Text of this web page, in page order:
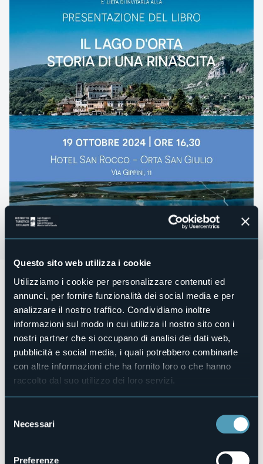
Questo sito web utilizza i cookie
Utilizziamo i cookie per personalizzare contenuti ed
annunci, per fornire funzionalità dei social media e per
analizzare il nostro traffico. Condividiamo inoltre
informazioni sul modo in cui utilizza il nostro sito con i
nostri partner che si occupano di analisi dei dati web,
pubblicità e social media, i quali potrebbero combinarle
con altre informazioni che ha fornito loro o che hanno
raccolto dal suo utilizzo dei loro servizi.
delNecessari
Preferenze
Sabato 19 ottobre 2024 alle ore 16:30 presso l'Hotel San
Rocco si terrà la presentazione del nuovo volume "
d'Orta. Storia di una rinascita", pubblicato dalla Fondazione
Cavaliere del Lavoro Alberto Giacomini con i contributi
scientifici di esperti e ricercatori del CNR Istituto di Ricerca
sulle Acque di Verbania, che hanno vissuto in prima
persona la bonifica del lago tramite
liming.
Organizzatore
Fondazione Cav. del lavoro Giacomini
Luogo dell'evento
Telefono